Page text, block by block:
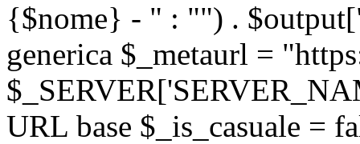
{$nome} - " : "") .
generica $_metaurl =
URL base $_is_casuale =